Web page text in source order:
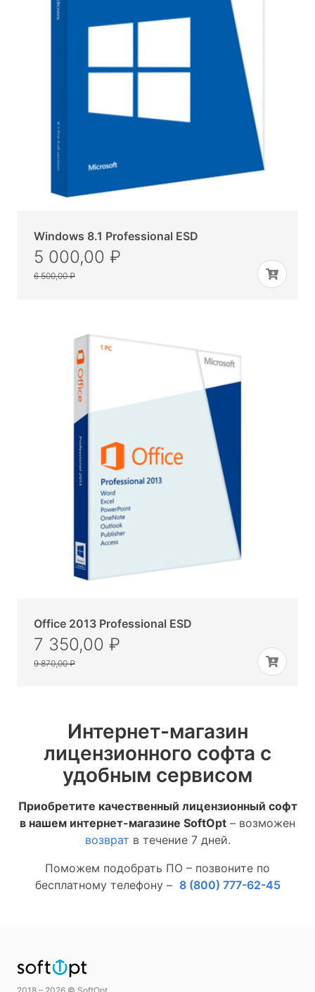
Windows 8.1 Professional ESD
5 000,00 ₽
6 500,00 ₽
Office 2013 Professional ESD
7 350,00 ₽
9 870,00 ₽
Интернет-магазин
лицензионного софта с
удобным сервисом
Приобретите качественный лицензионный софт
в нашем интернет-магазине SoftOpt – возможен
возврат в течение 7 дней.
Поможем подобрать ПО – позвоните по
бесплатному телефону – 8 (800) 777-62-45